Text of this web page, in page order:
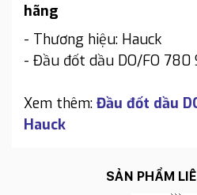
hãng
- Thương hiệu: Hauck
- Đầu đốt dầu DO/FO 780
Xem thêm: Đầu đốt dầu
Hauck
SẢN PHẨM